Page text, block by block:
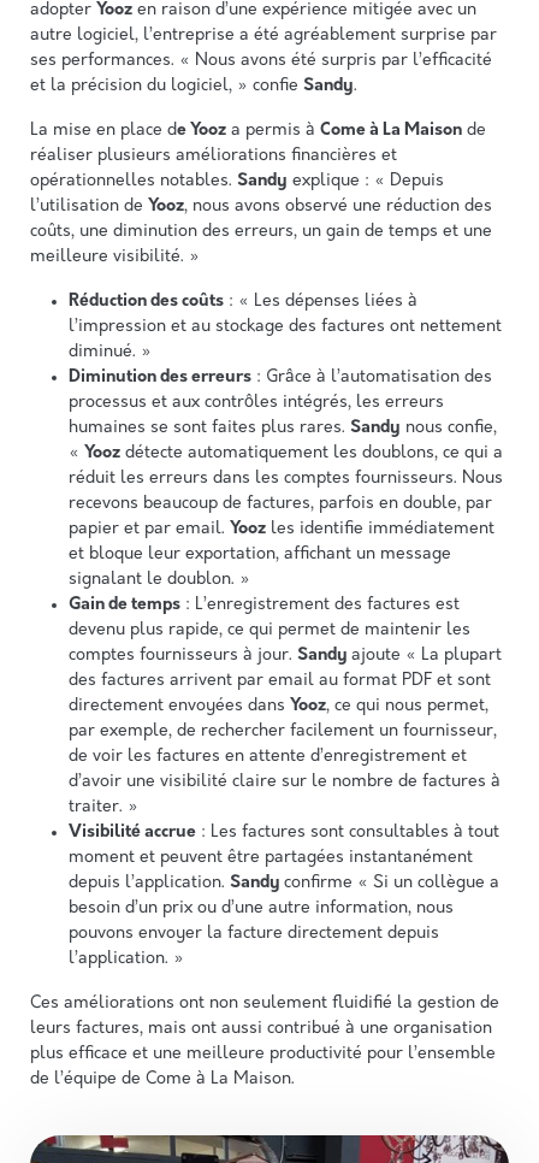
adopter Yooz en raison d’une expérience mitigée avec un
autre logiciel, l’entreprise a été agréablement surprise par
ses performances. « Nous avons été surpris par l’efficacité
et la précision du logiciel, » confie Sandy.
La mise en place de Yooz a permis à Come à La Maison de
réaliser plusieurs améliorations financières et
opérationnelles notables. Sandy explique : « Depuis
l’utilisation de Yooz, nous avons observé une réduction des
coûts, une diminution des erreurs, un gain de temps et une
meilleure visibilité. »
Réduction des coûts : « Les dépenses liées à
l’impression et au stockage des factures ont nettement
diminué. »
Diminution des erreurs : Grâce à l’automatisation des
processus et aux contrôles intégrés, les erreurs
humaines se sont faites plus rares. Sandy nous confie,
« Yooz détecte automatiquement les doublons, ce qui a
réduit les erreurs dans les comptes fournisseurs. Nous
recevons beaucoup de factures, parfois en double, par
papier et par email. Yooz les identifie immédiatement
et bloque leur exportation, affichant un message
signalant le doublon. »
Gain de temps : L’enregistrement des factures est
devenu plus rapide, ce qui permet de maintenir les
comptes fournisseurs à jour. Sandy ajoute « La plupart
des factures arrivent par email au format PDF et sont
directement envoyées dans Yooz, ce qui nous permet,
par exemple, de rechercher facilement un fournisseur,
de voir les factures en attente d’enregistrement et
d’avoir une visibilité claire sur le nombre de factures à
traiter. »
Visibilité accrue : Les factures sont consultables à tout
moment et peuvent être partagées instantanément
depuis l’application. Sandy confirme « Si un collègue a
besoin d’un prix ou d’une autre information, nous
pouvons envoyer la facture directement depuis
l’application. »
Ces améliorations ont non seulement fluidifié la gestion de
leurs factures, mais ont aussi contribué à une organisation
plus efficace et une meilleure productivité pour l’ensemble
de l’équipe de Come à La Maison.